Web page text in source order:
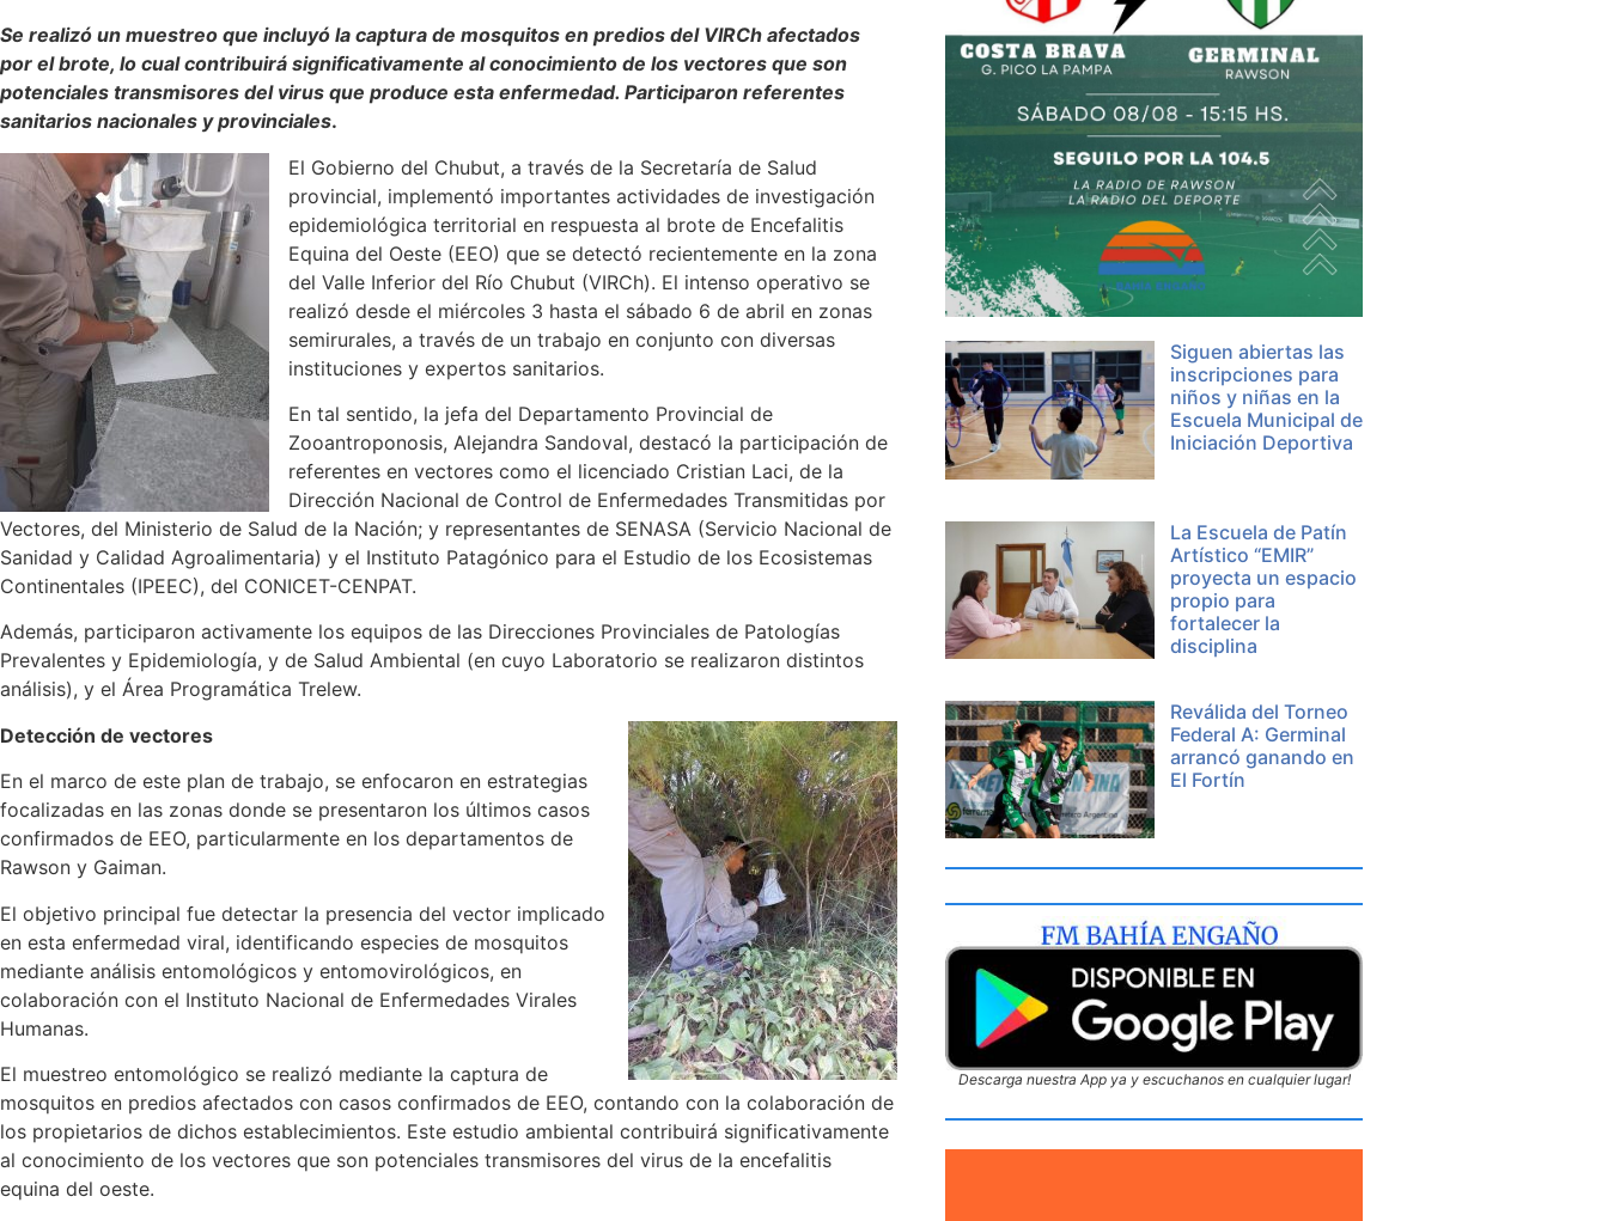
Se realizó un muestreo que incluyó la captura de mosquitos en predios del VIRCh afectados
por el brote, lo cual contribuirá significativamente al conocimiento de los vectores que son
potenciales transmisores del virus que produce esta enfermedad. Participaron referentes
sanitarios nacionales y provinciales.
El Gobierno del Chubut, a través de la Secretaría de Salud
provincial, implementó importantes actividades de investigación
epidemiológica territorial en respuesta al brote de Encefalitis
Equina del Oeste (EEO) que se detectó recientemente en la zona
del Valle Inferior del Río Chubut (VIRCh). El intenso operativo se
realizó desde el miércoles 3 hasta el sábado 6 de abril en zonas
semirurales, a través de un trabajo en conjunto con diversas
instituciones y expertos sanitarios.
En tal sentido, la jefa del Departamento Provincial de
Zooantroponosis, Alejandra Sandoval, destacó la participación de
referentes en vectores como el licenciado Cristian Laci, de la
Dirección Nacional de Control de Enfermedades Transmitidas por
Vectores, del Ministerio de Salud de la Nación; y representantes de SENASA (Servicio Nacional de
Sanidad y Calidad Agroalimentaria) y el Instituto Patagónico para el Estudio de los Ecosistemas
Continentales (IPEEC), del CONICET-CENPAT.
Además, participaron activamente los equipos de las Direcciones Provinciales de Patologías
Prevalentes y Epidemiología, y de Salud Ambiental (en cuyo Laboratorio se realizaron distintos
análisis), y el Área Programática Trelew.
Detección de vectores
En el marco de este plan de trabajo, se enfocaron en estrategias
focalizadas en las zonas donde se presentaron los últimos casos
confirmados de EEO, particularmente en los departamentos de
Rawson y Gaiman.
El objetivo principal fue detectar la presencia del vector implicado
en esta enfermedad viral, identificando especies de mosquitos
mediante análisis entomológicos y entomovirológicos, en
colaboración con el Instituto Nacional de Enfermedades Virales
Humanas.
El muestreo entomológico se realizó mediante la captura de
mosquitos en predios afectados con casos confirmados de EEO, contando con la colaboración de
los propietarios de dichos establecimientos. Este estudio ambiental contribuirá significativamente
al conocimiento de los vectores que son potenciales transmisores del virus de la encefalitis
equina del oeste.
Siguen abiertas las
inscripciones para
niños y niñas en la
Escuela Municipal de
Iniciación Deportiva
La Escuela de Patín
Artístico “EMIR”
proyecta un espacio
propio para
fortalecer la
disciplina
Reválida del Torneo
Federal A: Germinal
arrancó ganando en
El Fortín
Descarga nuestra App ya y escuchanos en cualquier lugar!